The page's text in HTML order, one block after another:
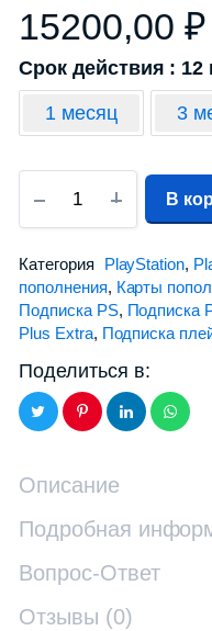
15200,00 ₽
Срок действия : 12
1 месяц 3
В
Категория PlayStation,
пополнения, Карты
Подписка PS, Подписка
Plus Extra, Подписка
Поделиться в:
Описание
Подробная
Вопрос-Ответ
Отзывы (0)